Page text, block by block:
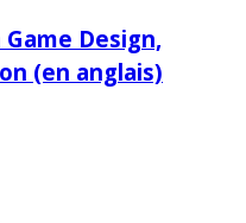
Design,
(en anglais)